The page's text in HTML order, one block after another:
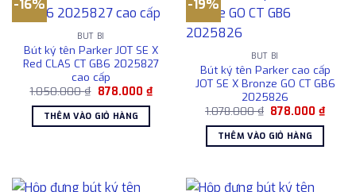
-16%
BÚT BI
Bút ký tên Parker JOT SE X
Red CLAS CT GB6 2025827
cao cấp
1.050.000₫ Giá
là:
1.050.000 ₫.
878.000 ₫Giá
hiện
THÊM VÀO GIỎ HÀNG
-19%
BÚT BI
Bút ký tên Parker cao cấp
JOT SE X Bronze GO CT GB6
2025826
1.078.000₫ Giá
là:
1.078.000 ₫.
878.000₫Giá
hiện
THÊM VÀO GIỎ HÀNG